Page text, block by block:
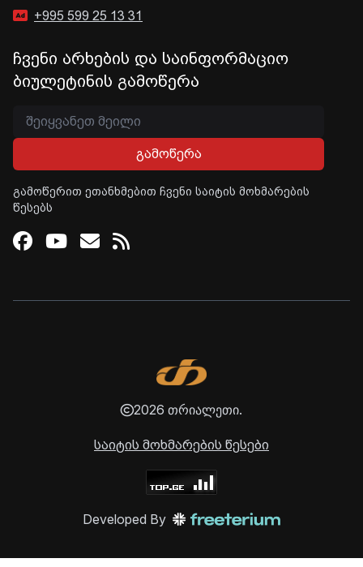
+995 599 25 13 31
ჩვენი არხების და საინფორმაციო
ბიულეტინის გამოწერა
გამოწერა
გამოწერით ეთანხმებით ჩვენი საიტის მოხმარების
წესებს
Facebook
Youtube
Email
RSS
2026 თრიალეთი.
საიტის მოხმარების წესები
Developed By